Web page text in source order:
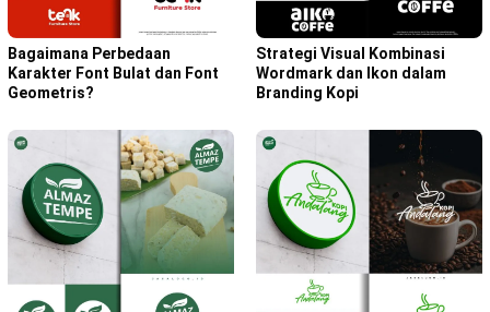
Bagaimana Perbedaan
Karakter Font Bulat dan Font
Geometris?
Strategi Visual Kombinasi
Wordmark dan Ikon dalam
Branding Kopi